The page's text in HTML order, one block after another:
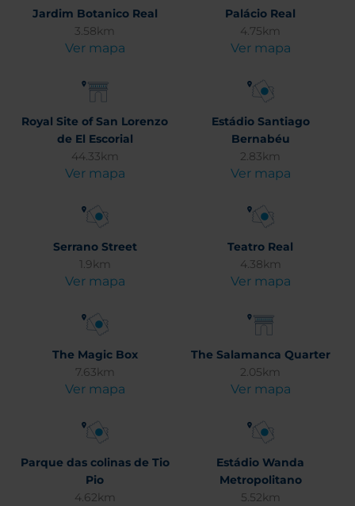
Jardim Botanico Real
3.58km
Ver mapa
Palácio Real
4.75km
Ver mapa
Royal Site of San Lorenzo
de El Escorial
44.33km
Ver mapa
Estádio Santiago
Bernabéu
2.83km
Ver mapa
Serrano Street
1.9km
Ver mapa
Teatro Real
4.38km
Ver mapa
The Magic Box
7.63km
Ver mapa
The Salamanca Quarter
2.05km
Ver mapa
Parque das colinas de Tio
Pio
4.62km
Estádio Wanda
Metropolitano
5.52km